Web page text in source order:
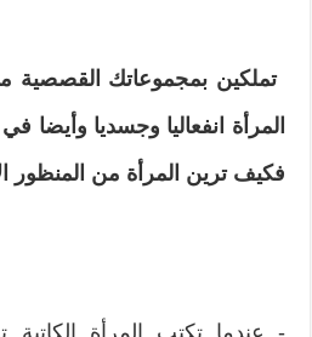
‬تملكين بمجموعاتك
المرأة‮ ‬انفعاليا وجسديا وأيضا
فكيف ترين المرأة من المنظور
‮- ‬عندما تكتب المرأة الكاتبة